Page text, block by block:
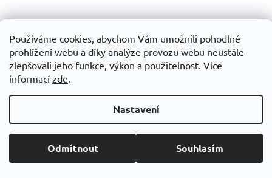
Používáme cookies, abychom Vám umožnili pohodlné
prohlížení webu a díky analýze provozu webu neustále
zlepšovali jeho funkce, výkon a použitelnost. Více
informací zde.
Nastavení
Odmítnout Souhlasím
SAMONAVÍJECÍ KOVOVÝ DRŽÁK NA SKIPASS NEBO ID
KARTY
Skladem
79,86 Kč včetně DPH
66 Kč